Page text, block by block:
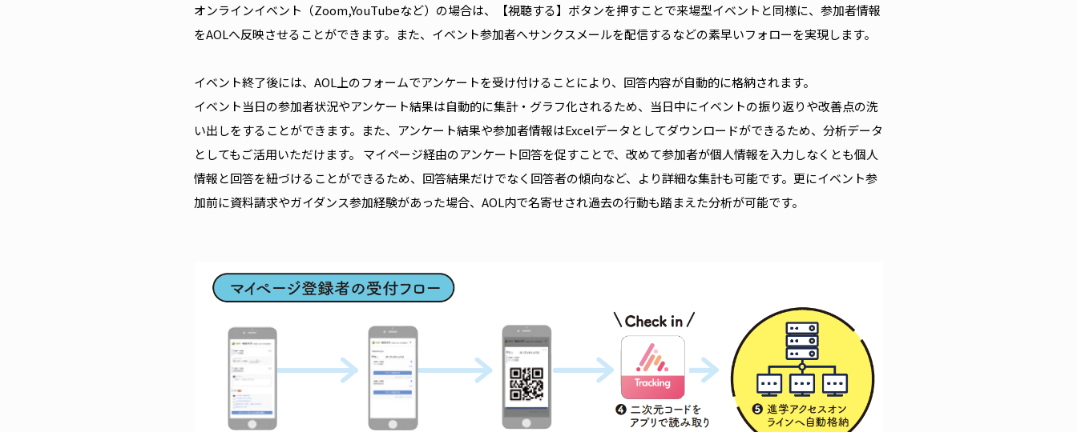
オンラインイベント（Zoom,YouTubeなど）の場合は、【視聴する】ボタンを押すことで来場型イベントと同様に、参加者情報
をAOLへ反映させることができます。また、イベント参加者へサンクスメールを配信するなどの素早いフォローを実現します。
イベント終了後には、AOL上のフォームでアンケートを受け付けることにより、回答内容が自動的に格納されます。
イベント当日の参加者状況やアンケート結果は自動的に集計・グラフ化されるため、当日中にイベントの振り返りや改善点の洗
い出しをすることができます。また、アンケート結果や参加者情報はExcelデータとしてダウンロードができるため、分析データ
としてもご活用いただけます。 マイページ経由のアンケート回答を促すことで、改めて参加者が個人情報を入力しなくとも個人
情報と回答を紐づけることができるため、回答結果だけでなく回答者の傾向など、より詳細な集計も可能です。更にイベント参
加前に資料請求やガイダンス参加経験があった場合、AOL内で名寄せされ過去の行動も踏まえた分析が可能です。